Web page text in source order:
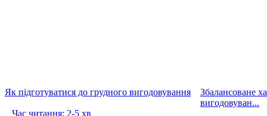
Як підготуватися до грудного вигодовування
Час читання: 2-5 хв
Збалансоване
вигодовуван...